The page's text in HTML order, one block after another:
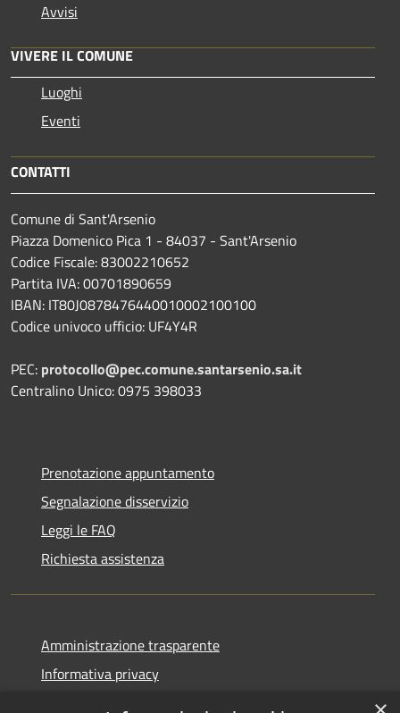
Avvisi
VIVERE IL COMUNE
Luoghi
Eventi
CONTATTI
Comune di Sant'Arsenio
Piazza Domenico Pica 1 - 84037 - Sant'Arsenio
Codice Fiscale: 83002210652
Partita IVA: 00701890659
IBAN: IT80J0878476440010002100100
Codice univoco ufficio: UF4Y4R
PEC: protocollo@pec.comune.santarsenio.sa.it
Centralino Unico: 0975 398033
Prenotazione appuntamento
Segnalazione disservizio
Leggi le FAQ
Richiesta assistenza
Amministrazione trasparente
Informativa privacy